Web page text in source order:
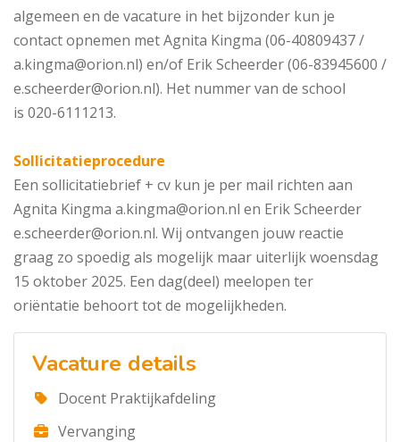
algemeen en de vacature in het bijzonder kun je
contact opnemen met Agnita Kingma (06-40809437 /
a.kingma@orion.nl) en/of Erik Scheerder (06-83945600 /
e.scheerder@orion.nl). Het nummer van de school
is 020-6111213.
Sollicitatieprocedure
Een sollicitatiebrief + cv kun je per mail richten aan
Agnita Kingma a.kingma@orion.nl en Erik Scheerder
e.scheerder@orion.nl. Wij ontvangen jouw reactie
graag zo spoedig als mogelijk maar uiterlijk woensdag
15 oktober 2025. Een dag(deel) meelopen ter
oriëntatie behoort tot de mogelijkheden.
Vacature details
Docent Praktijkafdeling
Vervanging